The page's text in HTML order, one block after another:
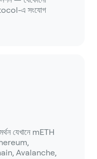
এ সংযোগ
যেখানে mETH
Avalanche,